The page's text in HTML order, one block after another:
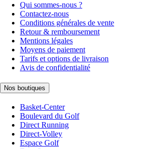
Qui sommes-nous ?
Contactez-nous
Conditions générales de vente
Retour & remboursement
Mentions légales
Moyens de paiement
Tarifs et options de livraison
Avis de confidentialité
Nos boutiques
Basket-Center
Boulevard du Golf
Direct Running
Direct-Volley
Espace Golf